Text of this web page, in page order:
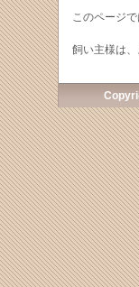
このページ
飼い主様は